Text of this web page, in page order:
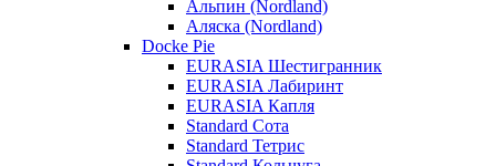
Альпин (Nordland)
Аляска (Nordland)
Docke Pie
EURASIA Шестигранник
EURASIA Лабиринт
EURASIA Капля
Standard Сота
Standard Тетрис